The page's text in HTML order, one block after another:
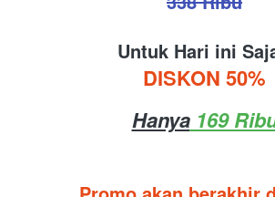
Untuk Hari ini
DISKON 50%
Hanya 169